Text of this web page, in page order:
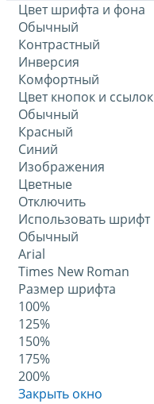
Цвет шрифта и фона
Обычный
Контрастный
Инверсия
Комфортный
Цвет кнопок и ссылок
Обычный
Красный
Синий
Изображения
Цветные
Отключить
Использовать шрифт
Обычный
Arial
Times New Roman
Размер шрифта
100%
125%
150%
175%
200%
Закрыть окно